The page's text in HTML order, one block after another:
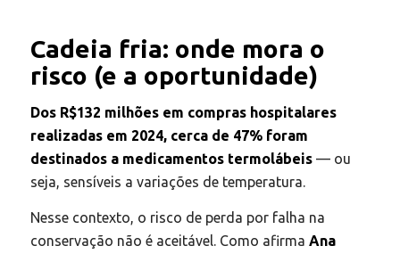
Cadeia fria: onde mora o
risco (e a oportunidade)
Dos R$132 milhões em compras hospitalares
realizadas em 2024, cerca de 47% foram
destinados a medicamentos termolábeis— ou
seja, sensíveis a variações de temperatura.
Nesse contexto, o risco de perda por falha na
conservação não é aceitável. Como afirma Ana